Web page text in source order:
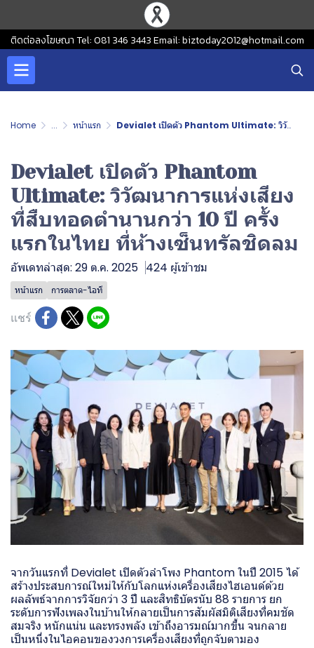
ติดต่อลงโฆษณา Tel: 081 346 3443 Email: biztoday2012@hotmail.com
Home ... หน้าแรก Devialet เปิดตัว Phantom Ultimate: วิวัฒนาการแห่งเสียง ที่สืบทอดตำนานกว่า 10 ปี ครั้งแรกในไทย ที่ห้างเซ็นทรัลชิดลม
Devialet เปิดตัว Phantom
Ultimate: วิวัฒนาการแห่งเสียง
ที่สืบทอดตำนานกว่า 10 ปี ครั้ง
แรกในไทย ที่ห้างเซ็นทรัลชิดลม
อัพเดทล่าสุด: 29 ต.ค. 2025 424 ผู้เข้าชม
หน้าแรก การตลาด-ไอที
แชร์
จากวันแรกที่ Devialet เปิดตัวลำโพง Phantom ในปี 2015 ได้
สร้างประสบการณ์ใหม่ให้กับโลกแห่งเครื่องเสียงไฮเอนด์ด้วย
ผลลัพธ์จากการวิจัยกว่า 3 ปี และสิทธิบัตรนับ 88 รายการ ยก
ระดับการฟังเพลงในบ้านให้กลายเป็นการสัมผัสมิติเสียงที่คมชัด
สมจริง หนักแน่น และทรงพลัง เข้าถึงอารมณ์มากขึ้น จนกลาย
เป็นหนึ่งในไอคอนของวงการเครื่องเสียงที่ถูกจับตามอง